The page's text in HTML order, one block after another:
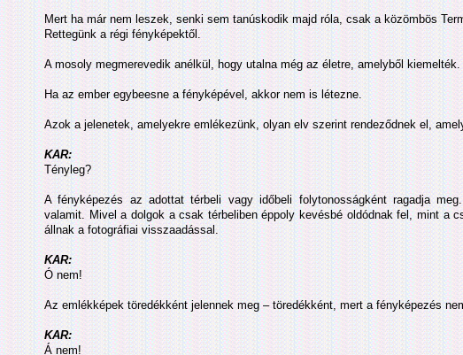
Mert ha már nem leszek, senki sem tanúskodik majd róla, csak a közömbös
Rettegünk a régi fényképektől.
A mosoly megmerevedik anélkül, hogy utalna még az életre, amelyből kiemelték.
Ha az ember egybeesne a fényképével, akkor nem is létezne.
Azok a jelenetek, amelyekre emlékezünk, olyan elv szerint rendeződnek el,
KAR:
Tényleg?
A fényképezés az adottat térbeli vagy időbeli folytonosságként ragadja
valamit. Mivel a dolgok a csak térbeliben éppoly kevésbé oldódnak fel, mint a
állnak a fotográfiai visszaadással.
KAR:
Ó nem!
Az emlékképek töredékként jelennek meg – töredékként, mert a fényképezés
KAR:
Á nem!